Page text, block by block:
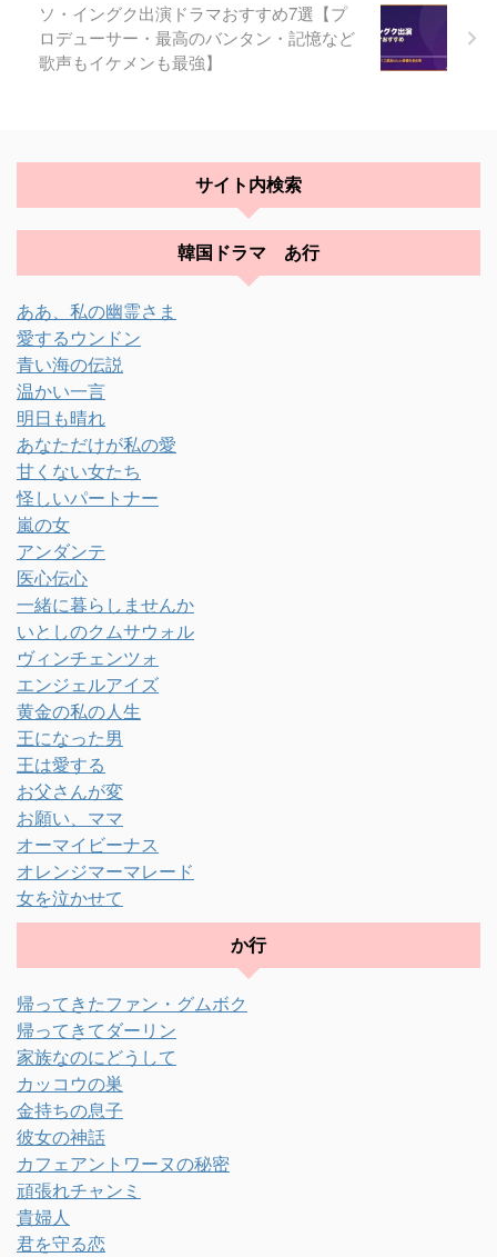
ソ・イングク出演ドラマおすすめ7選【プ
ロデューサー・最高のバンタン・記憶など
歌声もイケメンも最強】
サイト内検索
韓国ドラマ あ行
ああ、私の幽霊さま
愛するウンドン
青い海の伝説
温かい一言
明日も晴れ
あなただけが私の愛
甘くない女たち
怪しいパートナー
嵐の女
アンダンテ
医心伝心
一緒に暮らしませんか
いとしのクムサウォル
ヴィンチェンツォ
エンジェルアイズ
黄金の私の人生
王になった男
王は愛する
お父さんが変
お願い、ママ
オーマイビーナス
オレンジマーマレード
女を泣かせて
か行
帰ってきたファン・グムボク
帰ってきてダーリン
家族なのにどうして
カッコウの巣
金持ちの息子
彼女の神話
カフェアントワーヌの秘密
頑張れチャンミ
貴婦人
君を守る恋